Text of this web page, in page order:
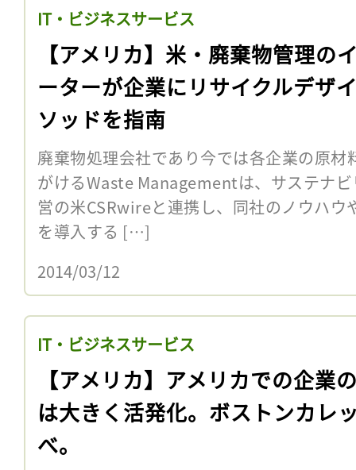
IT・ビジネスサービス
【アメリカ】米・廃棄物管理の
ーターが企業にリサイクルデザ
ソッドを指南
廃棄物処理会社であり今では各企業の原材
がけるWaste Managementは、サステナ
営の米CSRwireと連携し、同社のノウハウ
を導入する […]
2014/03/12
IT・ビジネスサービス
【アメリカ】アメリカでの企業
は大きく活発化。ボストンカレ
べ。